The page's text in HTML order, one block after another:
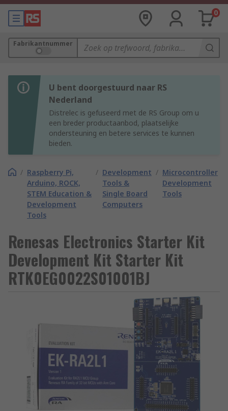
0
Fabrikantnummer
U bent doorgestuurd naar RS
Nederland
Distrelec is gefuseerd met de RS Group om u
een breder productaanbod, plaatselijke
ondersteuning en betere services te kunnen
bieden.
/ Raspberry Pi,
Arduino, ROCK,
STEM Education &
Development
Tools
/ Development
Tools &
Single Board
Computers
/ Microcontroller
Development
Tools
Renesas Electronics Starter Kit
Development Kit Starter Kit
RTK0EG0022S01001BJ